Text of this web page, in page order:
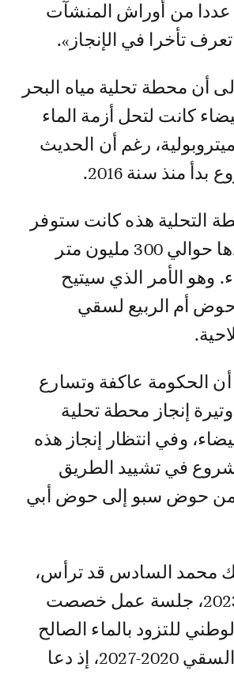
عددا من أوراش المنشآت
تعرف تأخرا في الإنجاز».
أن محطة تحلية مياه البحر
كانت لتحل أزمة الماء
رغم أن الحديث
منذ سنة 2016.
التحلية هذه كانت ستوفر
في حالة تشييدها حوالي 300 مليون متر
وهو الأمر الذي سيتيح
حوض أم الربيع لسقي
الحكومة عاكفة وتسارع
إنجاز محطة تحلية
وفي انتظار إنجاز هذه
في تشييد الطريق
من حوض سبو إلى حوض أبي
محمد السادس قد ترأس،
الثلاثاء 9 ماي 2023، جلسة عمل خصصت
للتزود بالماء الصالح
للشرب ومياه السقي 2020-2027، إذ دعا